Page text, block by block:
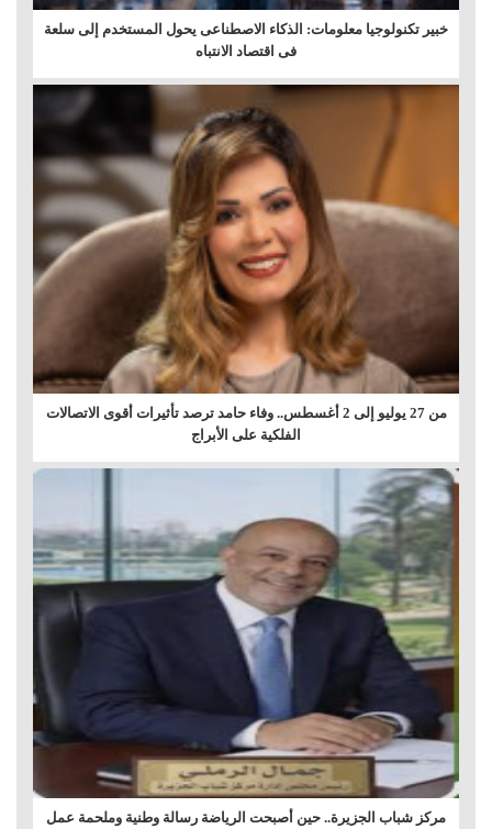
خبير تكنولوجيا معلومات: الذكاء الاصطناعى يحول المستخدم إلى سلعة
فى اقتصاد الانتباه
من 27 يوليو إلى 2 أغسطس.. وفاء حامد ترصد تأثيرات أقوى الاتصالات
الفلكية على الأبراج
مركز شباب الجزيرة.. حين أصبحت الرياضة رسالة وطنية وملحمة عمل